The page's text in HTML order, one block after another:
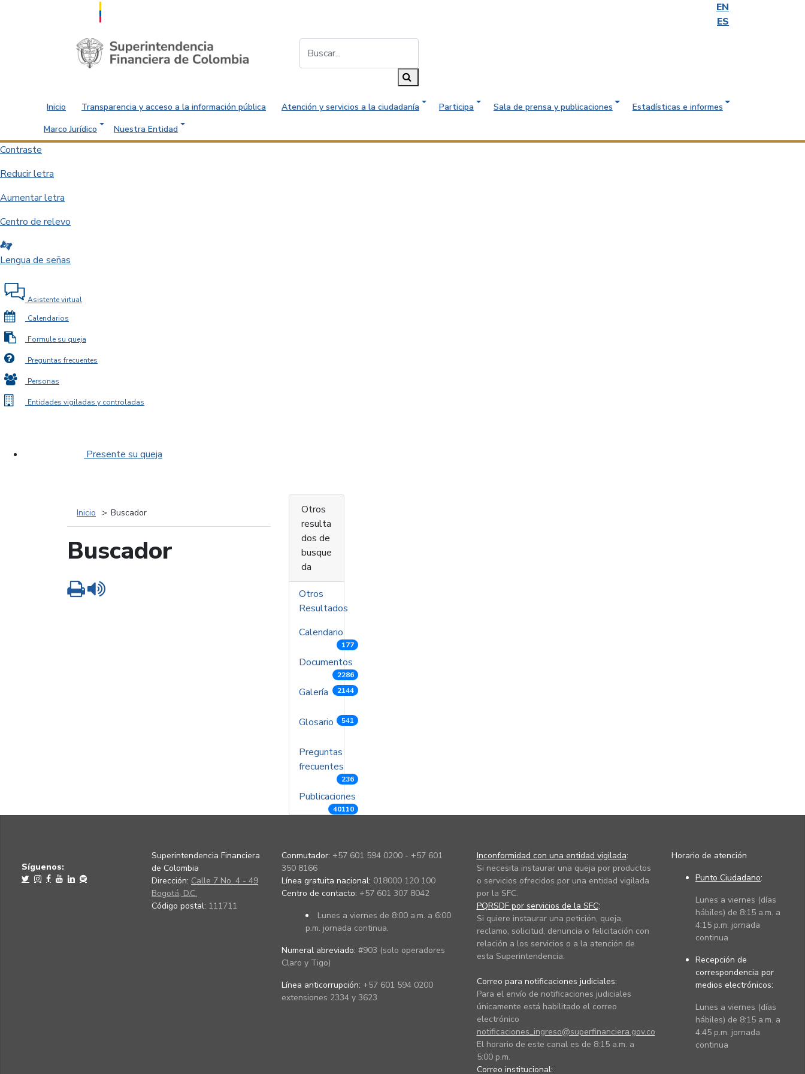
EN
ES
Saltar al contenido principal
Inicio Transparencia y acceso a la información pública Atención y servicios a la ciudadanía Participa Sala de prensa y publicaciones
Estadísticas e informes
Marco Jurídico
Nuestra Entidad
Contraste
Reducir letra
Aumentar letra
Centro de relevo
Lengua de señas
Asistente virtual
Calendarios
Formule su queja
Preguntas frecuentes
Personas
Entidades vigiladas y controladas
Presente su queja
Inicio Buscador
Buscador
Imprimir
Otros
resulta
dos de
busque
da
Otros
Resultados
Calendario
177
Documentos
2286
Galería 2144
Glosario 541
Preguntas
frecuentes
236
Publicaciones
40110
Síguenos:
Superintendencia Financiera
de Colombia
Dirección: Calle 7 No. 4 - 49
Bogotá, D.C.
Código postal: 111711
Conmutador: +57 601 594 0200 - +57 601
350 8166
Línea gratuita nacional: 018000 120 100
Centro de contacto: +57 601 307 8042
Lunes a viernes de 8:00 a.m. a 6:00
p.m. jornada continua.
Numeral abreviado: #903 (solo operadores
Claro y Tigo)
Línea anticorrupción: +57 601 594 0200
extensiones 2334 y 3623
Inconformidad con una entidad vigilada:
Si necesita instaurar una queja por productos
o servicios ofrecidos por una entidad vigilada
por la SFC.
PQRSDF por servicios de la SFC:
Si quiere instaurar una petición, queja,
reclamo, solicitud, denuncia o felicitación con
relación a los servicios o a la atención de
esta Superintendencia.
Correo para notificaciones judiciales:
Para el envío de notificaciones judiciales
únicamente está habilitado el correo
electrónico
notificaciones_ingreso@superfinanciera.gov.co
El horario de este canal es de 8:15 a.m. a
5:00 p.m.
Correo institucional:
Horario de atención
Punto Ciudadano:
Lunes a viernes (días
hábiles) de 8:15 a.m. a
4:15 p.m. jornada
continua
Recepción de
correspondencia por
medios electrónicos:
Lunes a viernes (días
hábiles) de 8:15 a.m. a
4:45 p.m. jornada
continua